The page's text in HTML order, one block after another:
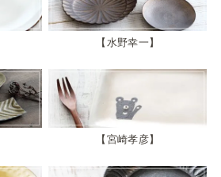
水野幸一
宮崎孝彦